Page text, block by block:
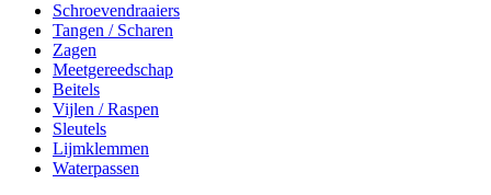
Schroevendraaiers
Tangen / Scharen
Zagen
Meetgereedschap
Beitels
Vijlen / Raspen
Sleutels
Lijmklemmen
Waterpassen